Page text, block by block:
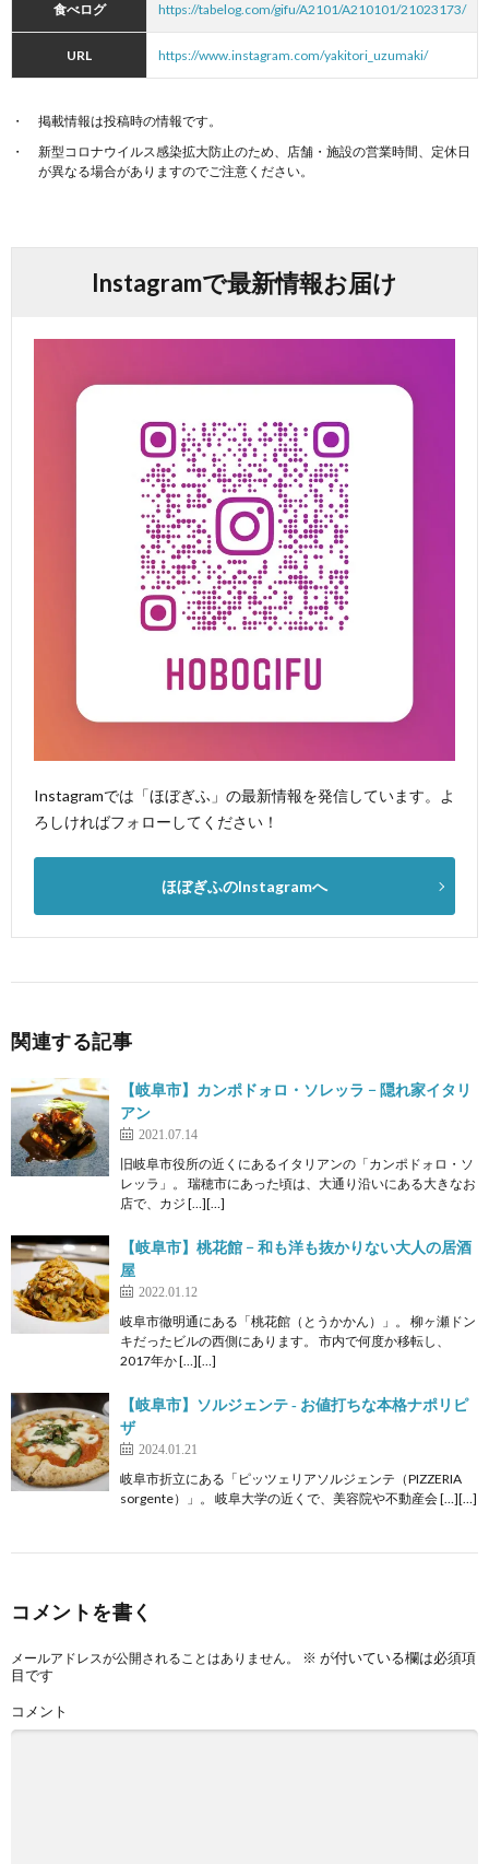
食べログ https://tabelog.com/gifu/A2101/A210101/21023173/
URL https://www.instagram.com/yakitori_uzumaki/
掲載情報は投稿時の情報です。
新型コロナウイルス感染拡大防止のため、店舗・施設の営業時間、定休日
が異なる場合がありますのでご注意ください。
Instagramで最新情報お届け
Instagramでは「ほぼぎふ」の最新情報を発信しています。よ
ろしければフォローしてください！
ほぼぎふのInstagramへ
関連する記事
【岐阜市】カンポドォロ・ソレッラ − 隠れ家イタリ
アン
2021.07.14
旧岐阜市役所の近くにあるイタリアンの「カンポドォロ・ソ
レッラ」。 瑞穂市にあった頃は、大通り沿いにある大きなお
店で、カジ […][…]
【岐阜市】桃花館 − 和も洋も抜かりない大人の居酒
屋
2022.01.12
岐阜市徹明通にある「桃花館（とうかかん）」。 柳ヶ瀬ドン
キだったビルの西側にあります。 市内で何度か移転し、
2017年か […][…]
【岐阜市】ソルジェンテ ‐ お値打ちな本格ナポリピ
ザ
2024.01.21
岐阜市折立にある「ピッツェリアソルジェンテ（PIZZERIA
sorgente）」。 岐阜大学の近くで、美容院や不動産会 […][…]
コメントを書く
メールアドレスが公開されることはありません。 ※ が付いている欄は必須項
目です
コメント